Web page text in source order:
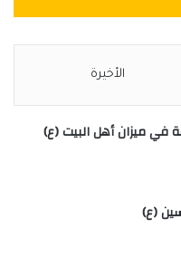
الأخيرة
في ميزان أهل البيت (ع)
(ع)